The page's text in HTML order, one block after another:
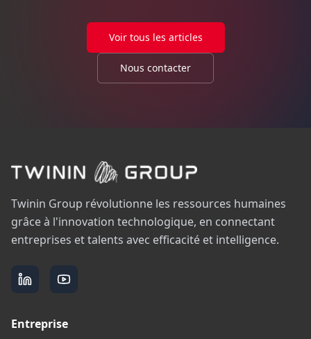
Voir tous les articles
Nous contacter
Twinin Group révolutionne les ressources humaines
grâce à l'innovation technologique, en connectant
entreprises et talents avec efficacité et intelligence.
Entreprise